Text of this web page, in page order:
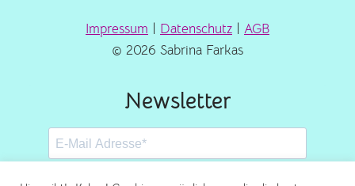
Impressum Datenschutz
AGB
© 2026 Sabrina Farkas
Newsletter